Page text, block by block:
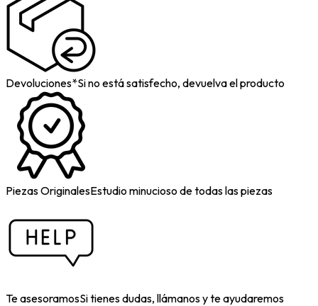
Devoluciones*Si no está satisfecho, devuelva el producto
Piezas OriginalesEstudio minucioso de todas las piezas
Te asesoramosSi tienes dudas, llámanos y te ayudaremos